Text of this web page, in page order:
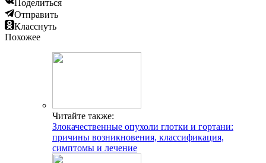
Поделиться
Отправить
Класснуть
Похожее
Читайте также:
Злокачественные опухоли глотки и гортани:
причины возникновения, классификация,
симптомы и лечение